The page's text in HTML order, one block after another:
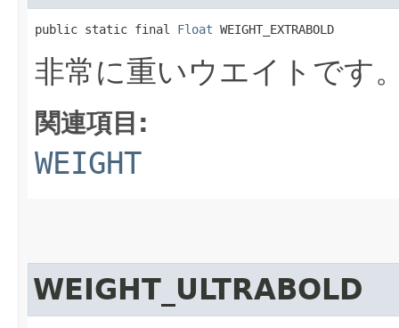
public static final Float WEIGHT_EXTRABOLD
非常に重いウエイトです
関連項目:
WEIGHT
WEIGHT_ULTRABOLD